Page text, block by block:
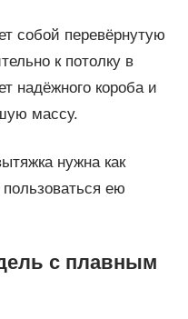
собой перевёрнутую
к потолку в
надёжного короба и
массу.
нужна как
ею
с плавным